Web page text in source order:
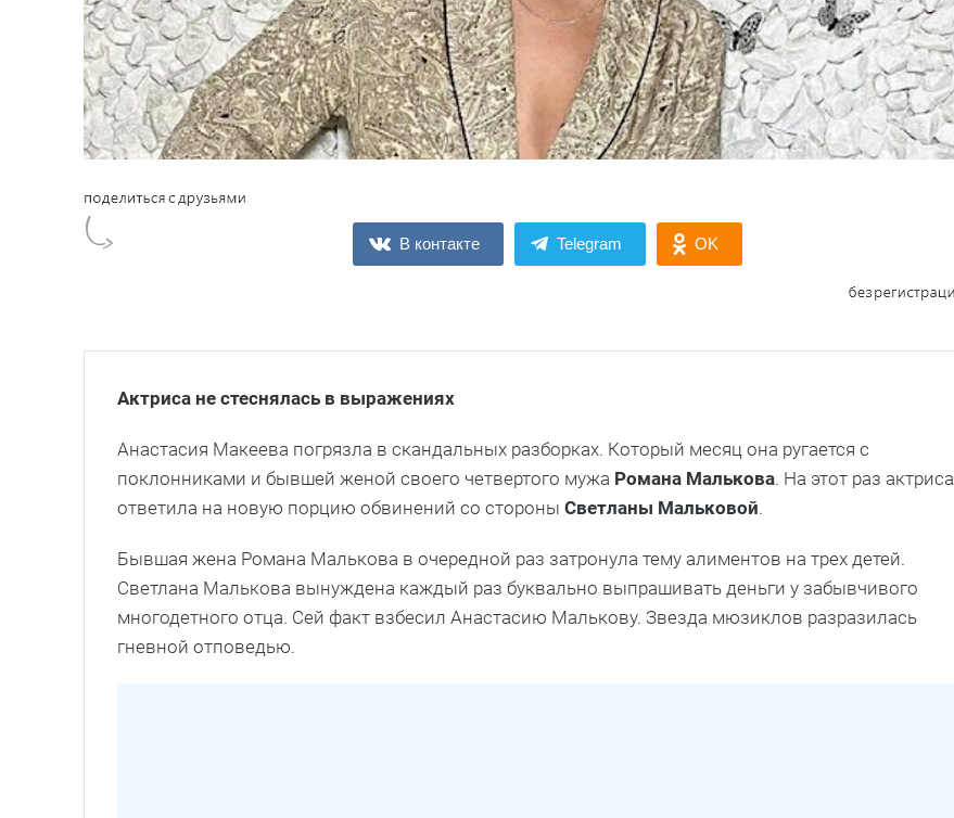
В контакте Telegram OK
Актриса не стеснялась в выражениях
Анастасия Макеева погрязла в скандальных разборках. Который месяц она ругается с
поклонниками и бывшей женой своего четвертого мужа Романа Малькова. На этот раз актриса
ответила на новую порцию обвинений со стороны Светланы Мальковой.
Бывшая жена Романа Малькова в очередной раз затронула тему алиментов на трех детей.
Светлана Малькова вынуждена каждый раз буквально выпрашивать деньги у забывчивого
многодетного отца. Сей факт взбесил Анастасию Малькову. Звезда мюзиклов разразилась
гневной отповедью.